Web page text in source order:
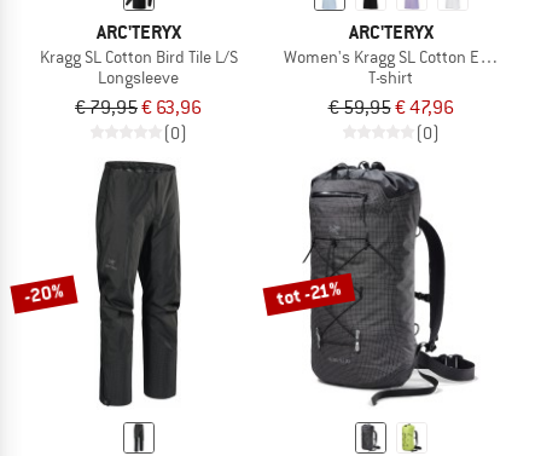
ARC'TERYX
Kragg SL Cotton Bird Tile L/S
Longsleeve
€ 79,95€ 63,96
(0)
ARC'TERYX
Women's Kragg SL Cotton Emblem
T-shirt
€ 59,95€ 47,96
(0)
-20% tot -21%